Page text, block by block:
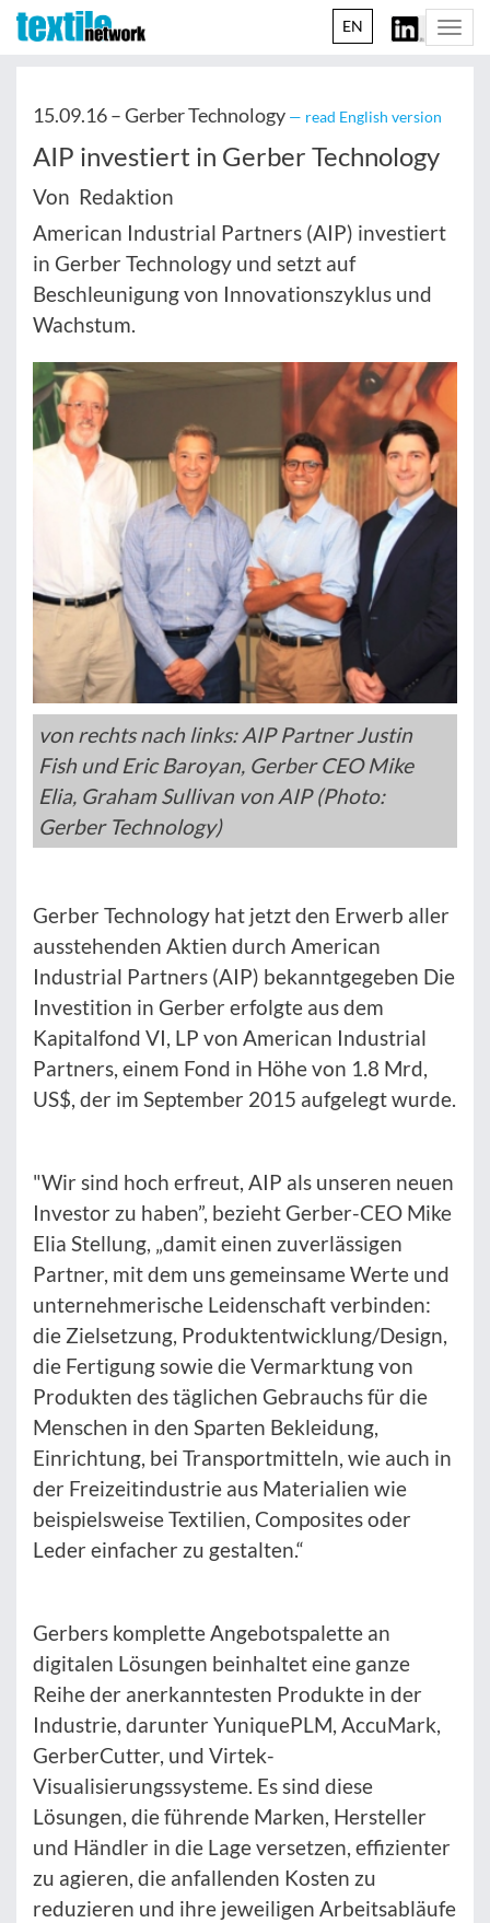
EN
15.09.16 –Gerber Technology — read English version
AIP investiert in Gerber Technology
Von Redaktion
American Industrial Partners (AIP) investiert
in Gerber Technology und setzt auf
Beschleunigung von Innovationszyklus und
Wachstum.
von rechts nach links: AIP Partner Justin
Fish und Eric Baroyan, Gerber CEO Mike
Elia, Graham Sullivan von AIP (Photo:
Gerber Technology)
Gerber Technology hat jetzt den Erwerb aller
ausstehenden Aktien durch American
Industrial Partners (AIP) bekanntgegeben Die
Investition in Gerber erfolgte aus dem
Kapitalfond VI, LP von American Industrial
Partners, einem Fond in Höhe von 1.8 Mrd,
US$, der im September 2015 aufgelegt wurde.
"Wir sind hoch erfreut, AIP als unseren neuen
Investor zu haben”, bezieht Gerber-CEO Mike
Elia Stellung, „damit einen zuverlässigen
Partner, mit dem uns gemeinsame Werte und
unternehmerische Leidenschaft verbinden:
die Zielsetzung, Produktentwicklung/Design,
die Fertigung sowie die Vermarktung von
Produkten des täglichen Gebrauchs für die
Menschen in den Sparten Bekleidung,
Einrichtung, bei Transportmitteln, wie auch in
der Freizeitindustrie aus Materialien wie
beispielsweise Textilien, Composites oder
Leder einfacher zu gestalten.“
Gerbers komplette Angebotspalette an
digitalen Lösungen beinhaltet eine ganze
Reihe der anerkanntesten Produkte in der
Industrie, darunter YuniquePLM, AccuMark,
GerberCutter, und Virtek-
Visualisierungssysteme. Es sind diese
Lösungen, die führende Marken, Hersteller
und Händler in die Lage versetzen, effizienter
zu agieren, die anfallenden Kosten zu
reduzieren und ihre jeweiligen Arbeitsabläufe